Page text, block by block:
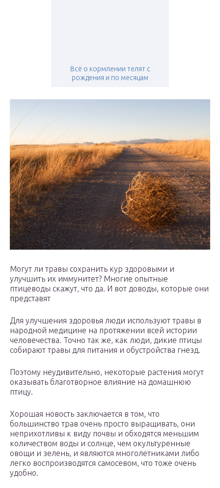
Всё о кормлении телят с
рождения и по месяцам
Могут ли травы сохранить кур здоровыми и
улучшить их иммунитет? Многие опытные
птицеводы скажут, что да. И вот доводы, которые они
представят
Для улучшения здоровья люди используют травы в
народной медицине на протяжении всей истории
человечества. Точно так же, как люди, дикие птицы
собирают травы для питания и обустройства гнезд.
Поэтому неудивительно, некоторые растения могут
оказывать благотворное влияние на домашнюю
птицу.
Хорошая новость заключается в том, что
большинство трав очень просто выращивать, они
неприхотливы к виду почвы и обходятся меньшим
количеством воды и солнце, чем окультуренные
овощи и зелень, и являются многолетниками либо
легко воспроизводятся самосевом, что тоже очень
удобно.